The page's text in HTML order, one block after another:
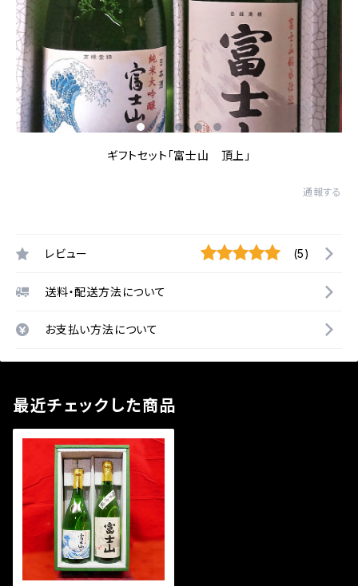
ギフトセット「富士山 頂上」
通報する
レビュー (5)
送料・配送方法について
お支払い方法について
最近チェックした商品